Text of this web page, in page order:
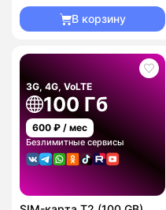
В корзину
3G, 4G, VoLTE
100 Гб
600 ₽ / мес
Безлимитные сервисы